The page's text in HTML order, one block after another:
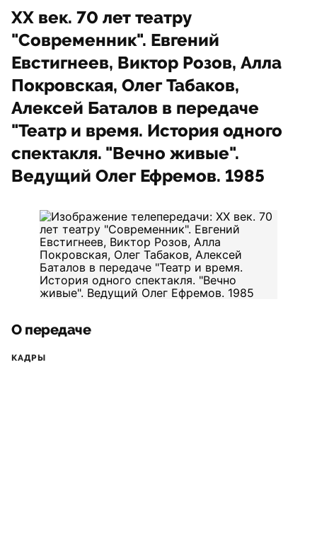
ХX век. 70 лет театру
"Современник". Евгений
Евстигнеев, Виктор Розов, Алла
Покровская, Олег Табаков,
Алексей Баталов в передаче
"Театр и время. История одного
спектакля. "Вечно живые".
Ведущий Олег Ефремов. 1985
О передаче
КАДРЫ